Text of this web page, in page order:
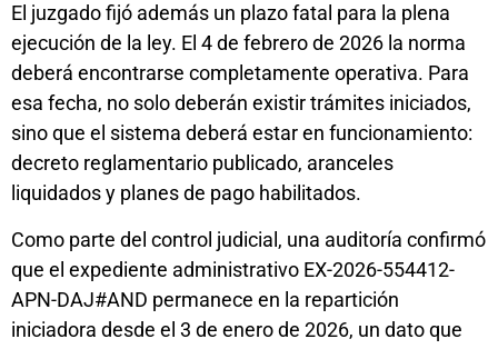
El juzgado fijó además un plazo fatal para la plena
ejecución de la ley. El 4 de febrero de 2026 la norma
deberá encontrarse completamente operativa. Para
esa fecha, no solo deberán existir trámites iniciados,
sino que el sistema deberá estar en funcionamiento:
decreto reglamentario publicado, aranceles
liquidados y planes de pago habilitados.
Como parte del control judicial, una auditoría confirmó
que el expediente administrativo EX-2026-554412-
APN-DAJ#AND permanece en la repartición
iniciadora desde el 3 de enero de 2026, un dato que